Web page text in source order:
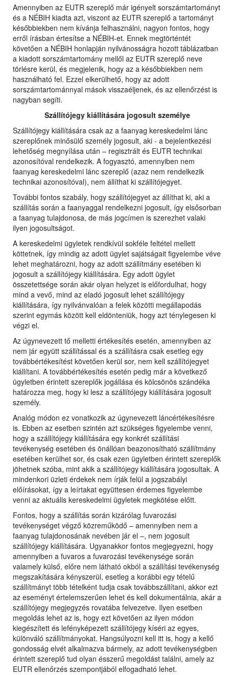
Amennyiben az EUTR szereplő már igényelt sorszámtartományt
és a NÉBIH kiadta azt, viszont az EUTR szereplő a tartományt
későbbiekben nem kívánja felhasználni, nagyon fontos, hogy
erről írásban értesítse a NÉBIH-et. Ennek megtörténtét
követően a NÉBIH honlapján nyilvánosságra hozott táblázatban
a kiadott sorszámtartomány mellől az EUTR szereplő neve
törlésre kerül, és megjelenik, hogy az a későbbiekben nem
használható fel. Ezzel elkerülhető, hogy az adott
sorszámtartománnyal mások visszaéljenek, és az ellenőrzést is
nagyban segíti.
Szállítójegy kiállítására jogosult személye
Szállítójegy kiállítására csak az a faanyag kereskedelmi lánc
szereplőnek minősülő személy jogosult, aki - a bejelentkezési
lehetőség megnyílása után – regisztrált és EUTR technikai
azonosítóval rendelkezik. A fogyasztó, amennyiben nem
faanyag kereskedelmi lánc szereplő (azaz nem rendelkezik
technikai azonosítóval), nem állíthat ki szállítójegyet.
További fontos szabály, hogy szállítójegyet az állíthat ki, aki a
szállítás során a faanyaggal rendelkezni jogosult, így elsősorban
a faanyag tulajdonosa, de más jogcímen is szerezhet valaki
ilyen jogosultságot.
A kereskedelmi ügyletek rendkívül sokféle feltétel mellett
köttetnek, így mindig az adott ügylet sajátságait figyelembe véve
lehet meghatározni, hogy az adott szállítmány esetében ki
jogosult a szállítójegy kiállítására. Egy adott ügylet
összetettsége során akár olyan helyzet is előfordulhat, hogy
mind a vevő, mind az eladó jogosult lehet szállítójegy
kiállítására, így nyilvánvalóan a felek közötti megállapodás
szerint egymás között kell eldönteniük, hogy azt ténylegesen ki
végzi el.
Az úgynevezett tő melletti értékesítés esetén, amennyiben az
nem jár együtt szállítással és a szállításra csak esetleg egy
továbbértékesítést követően kerül sor, nem kell szállítójegyet
kiállítani. A továbbértékesítés esetén pedig már a következő
ügyletben érintett szereplők jogállása és kölcsönös szándéka
határozza meg, hogy ki lesz a szállítójegy kiállítására jogosult
személy.
Analóg módon ez vonatkozik az úgynevezett láncértékesítésre
is. Ebben az esetben szintén azt szükséges figyelembe venni,
hogy a szállítójegy kiállítására egy konkrét szállítási
tevékenység esetében és önállóan beazonosítható szállítmány
esetében kerülhet sor, és csak ezen ügyletben érintett szereplők
jöhetnek szóba, mint akik a szállítójegy kiállítására jogosultak. A
mindenkori üzleti érdekek nem írják felül a jogszabályi
előírásokat, így a leírtakat együttesen érdemes figyelembe
venni az aktuális kereskedelmi ügyletek megkötése előtt.
Fontos, hogy a szállítás során kizárólag fuvarozási
tevékenységet végző közreműködő – amennyiben nem a
faanyag tulajdonosának nevében jár el –, nem jogosult
szállítójegy kiállítására. Ugyanakkor fontos megjegyezni, hogy
amennyiben a fuvaros a fuvarozási tevékenysége során
valamely külső, előre nem látható okból a szállítási tevékenység
megszakítására kényszerül, esetleg a korábbi egy tételű
szállítmányt több tételként tudja csak továbbszállítani, akkor ezt
az eseményt értelemszerűen lehet és kell dokumentálnia, akár a
szállítójegy megjegyzés rovatába felvezetve. Ilyen esetben
megoldás lehet az is, hogy ezt követően az ilyen módon
kiegészített és lefényképezett szállítójegy kíséri az egyes,
különváló szállítmányokat. Hangsúlyozni kell itt is, hogy a kellő
gondosság elvét alkalmazva bármely, az adott tevékenységben
érintett szereplő tud olyan ésszerű megoldást találni, amely az
EUTR ellenőrzés szempontjából elfogadható lehet.